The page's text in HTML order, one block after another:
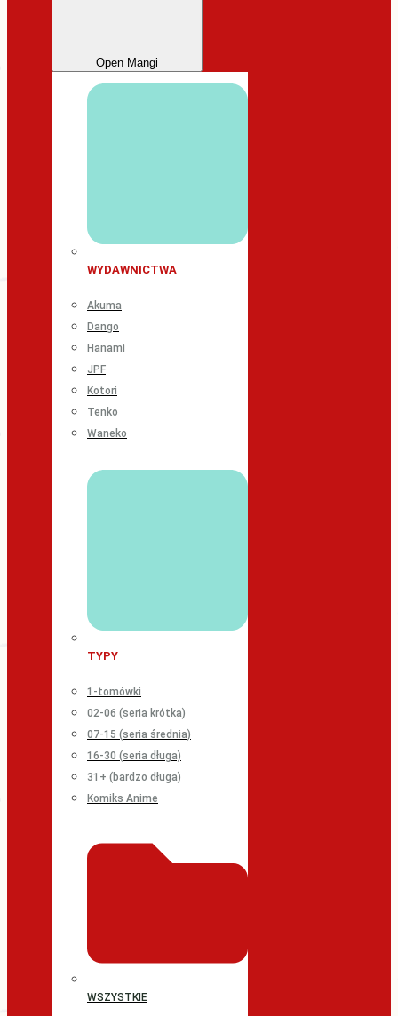
Open Mangi
WYDAWNICTWA
Akuma
Dango
Hanami
JPF
Kotori
Tenko
Waneko
TYPY
1-tomówki
02-06 (seria krótka)
07-15 (seria średnia)
16-30 (seria długa)
31+ (bardzo długa)
Komiks Anime
WSZYSTKIE